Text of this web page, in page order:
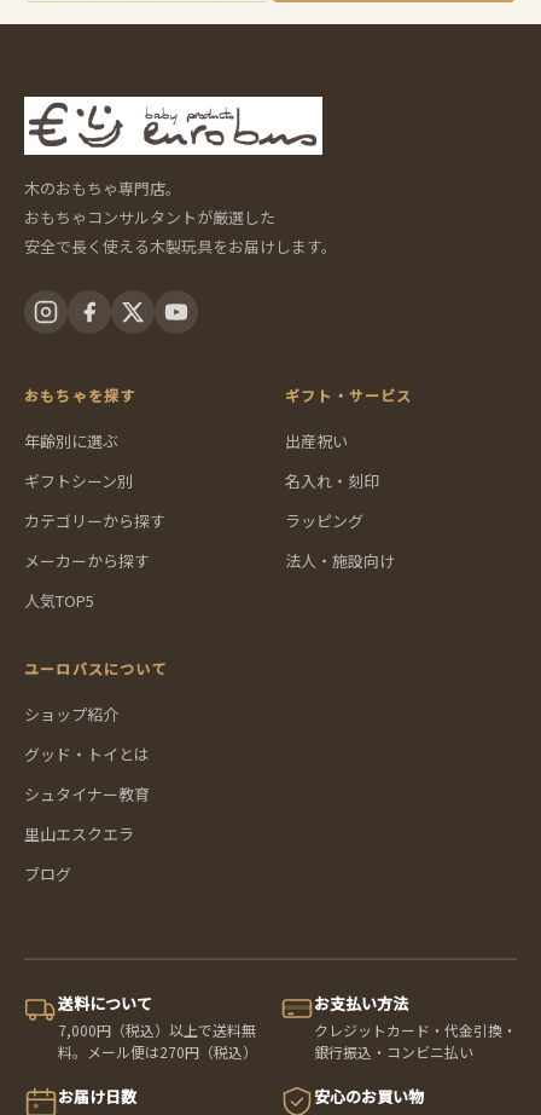
木のおもちゃ専門店。
おもちゃコンサルタントが厳選した
安全で長く使える木製玩具をお届けします。
おもちゃを探す
年齢別に選ぶ
ギフトシーン別
カテゴリーから探す
メーカーから探す
人気TOP5
ギフト・サービス
出産祝い
名入れ・刻印
ラッピング
法人・施設向け
ユーロバスについて
ショップ紹介
グッド・トイとは
シュタイナー教育
里山エスクエラ
ブログ
送料について
7,000円（税込）以上で送料無
料。メール便は270円（税込）
お支払い方法
クレジットカード・代金引換・
銀行振込・コンビニ払い
お届け日数 安心のお買い物